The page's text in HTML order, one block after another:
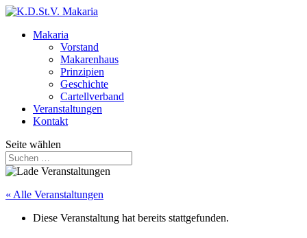
Makaria
Vorstand
Makarenhaus
Prinzipien
Geschichte
Cartellverband
Veranstaltungen
Kontakt
Seite wählen
« Alle Veranstaltungen
Diese Veranstaltung hat bereits stattgefunden.